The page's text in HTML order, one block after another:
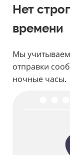
Нет
времени
Мы
отправки
ночные часы.